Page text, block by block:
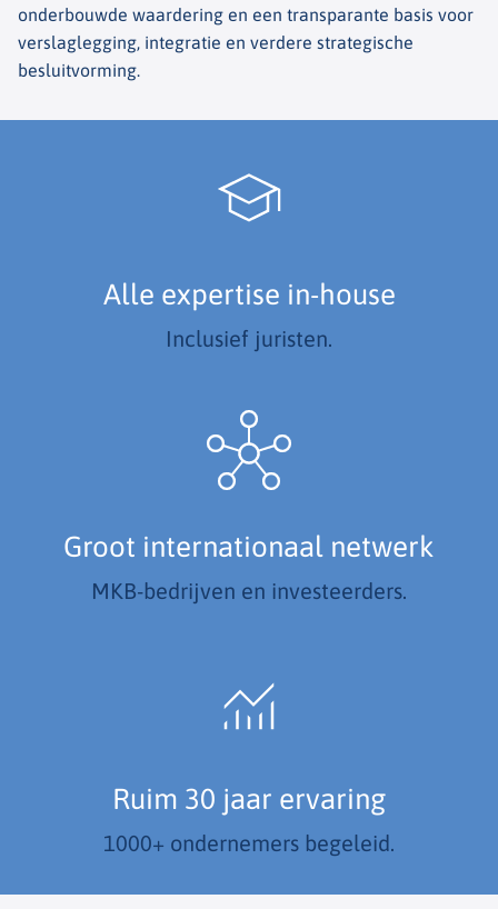
onderbouwde waardering en een transparante basis voor
verslaglegging, integratie en verdere strategische
besluitvorming.
Alle expertise in-house
Inclusief juristen.
Groot internationaal netwerk
MKB-bedrijven en investeerders.
Ruim 30 jaar ervaring
1000+ ondernemers begeleid.